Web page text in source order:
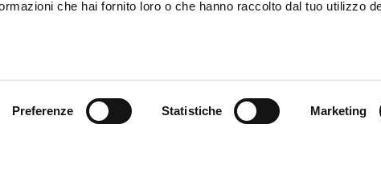
che hai fornito loro o che hanno raccolto dal tuo utilizzo
Preferenze Statistiche Marketing
client